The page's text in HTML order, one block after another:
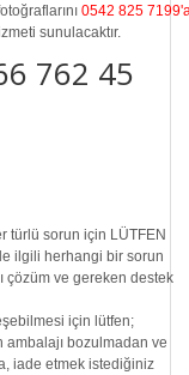
0542 825
sunulacaktır.
762 45
türlü sorun için LÜTFEN
ilgili herhangi bir sorun
çözüm ve gereken destek
için lütfen;
bozulmadan ve
iade etmek istediğiniz